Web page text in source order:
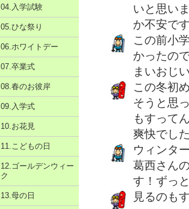
いと思い
か不安で
この前小
かったの
まいおじ
この冬初
そうと思
もすって
爽快でし
ウィンタ
葛西さん
す！ずっ
見るのも
04.入学試験
05.ひな祭り
06.ホワイトデー
07.卒業式
08.春のお彼岸
09.入学式
10.お花見
11.こどもの日
12.ゴールデンウィー
ク
13.母の日